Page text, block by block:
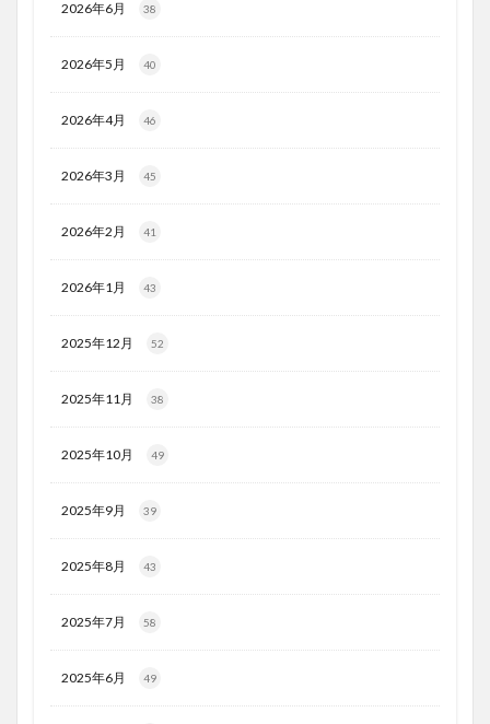
2026年6月 38
2026年5月 40
2026年4月 46
2026年3月 45
2026年2月 41
2026年1月 43
2025年12月 52
2025年11月 38
2025年10月 49
2025年9月 39
2025年8月 43
2025年7月 58
2025年6月 49